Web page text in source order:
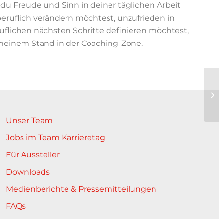
Freude und Sinn in deiner täglichen Arbeit
verändern möchtest, unzufrieden in
nächsten Schritte definieren möchtest,
Stand in der Coaching-Zone.
Unser Team
Jobs im Team Karrieretag
Für Aussteller
Downloads
Medienberichte & Pressemitteilungen
FAQs